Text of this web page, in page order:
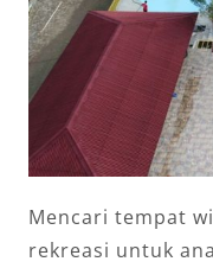
Mencari tempat
rekreasi untuk